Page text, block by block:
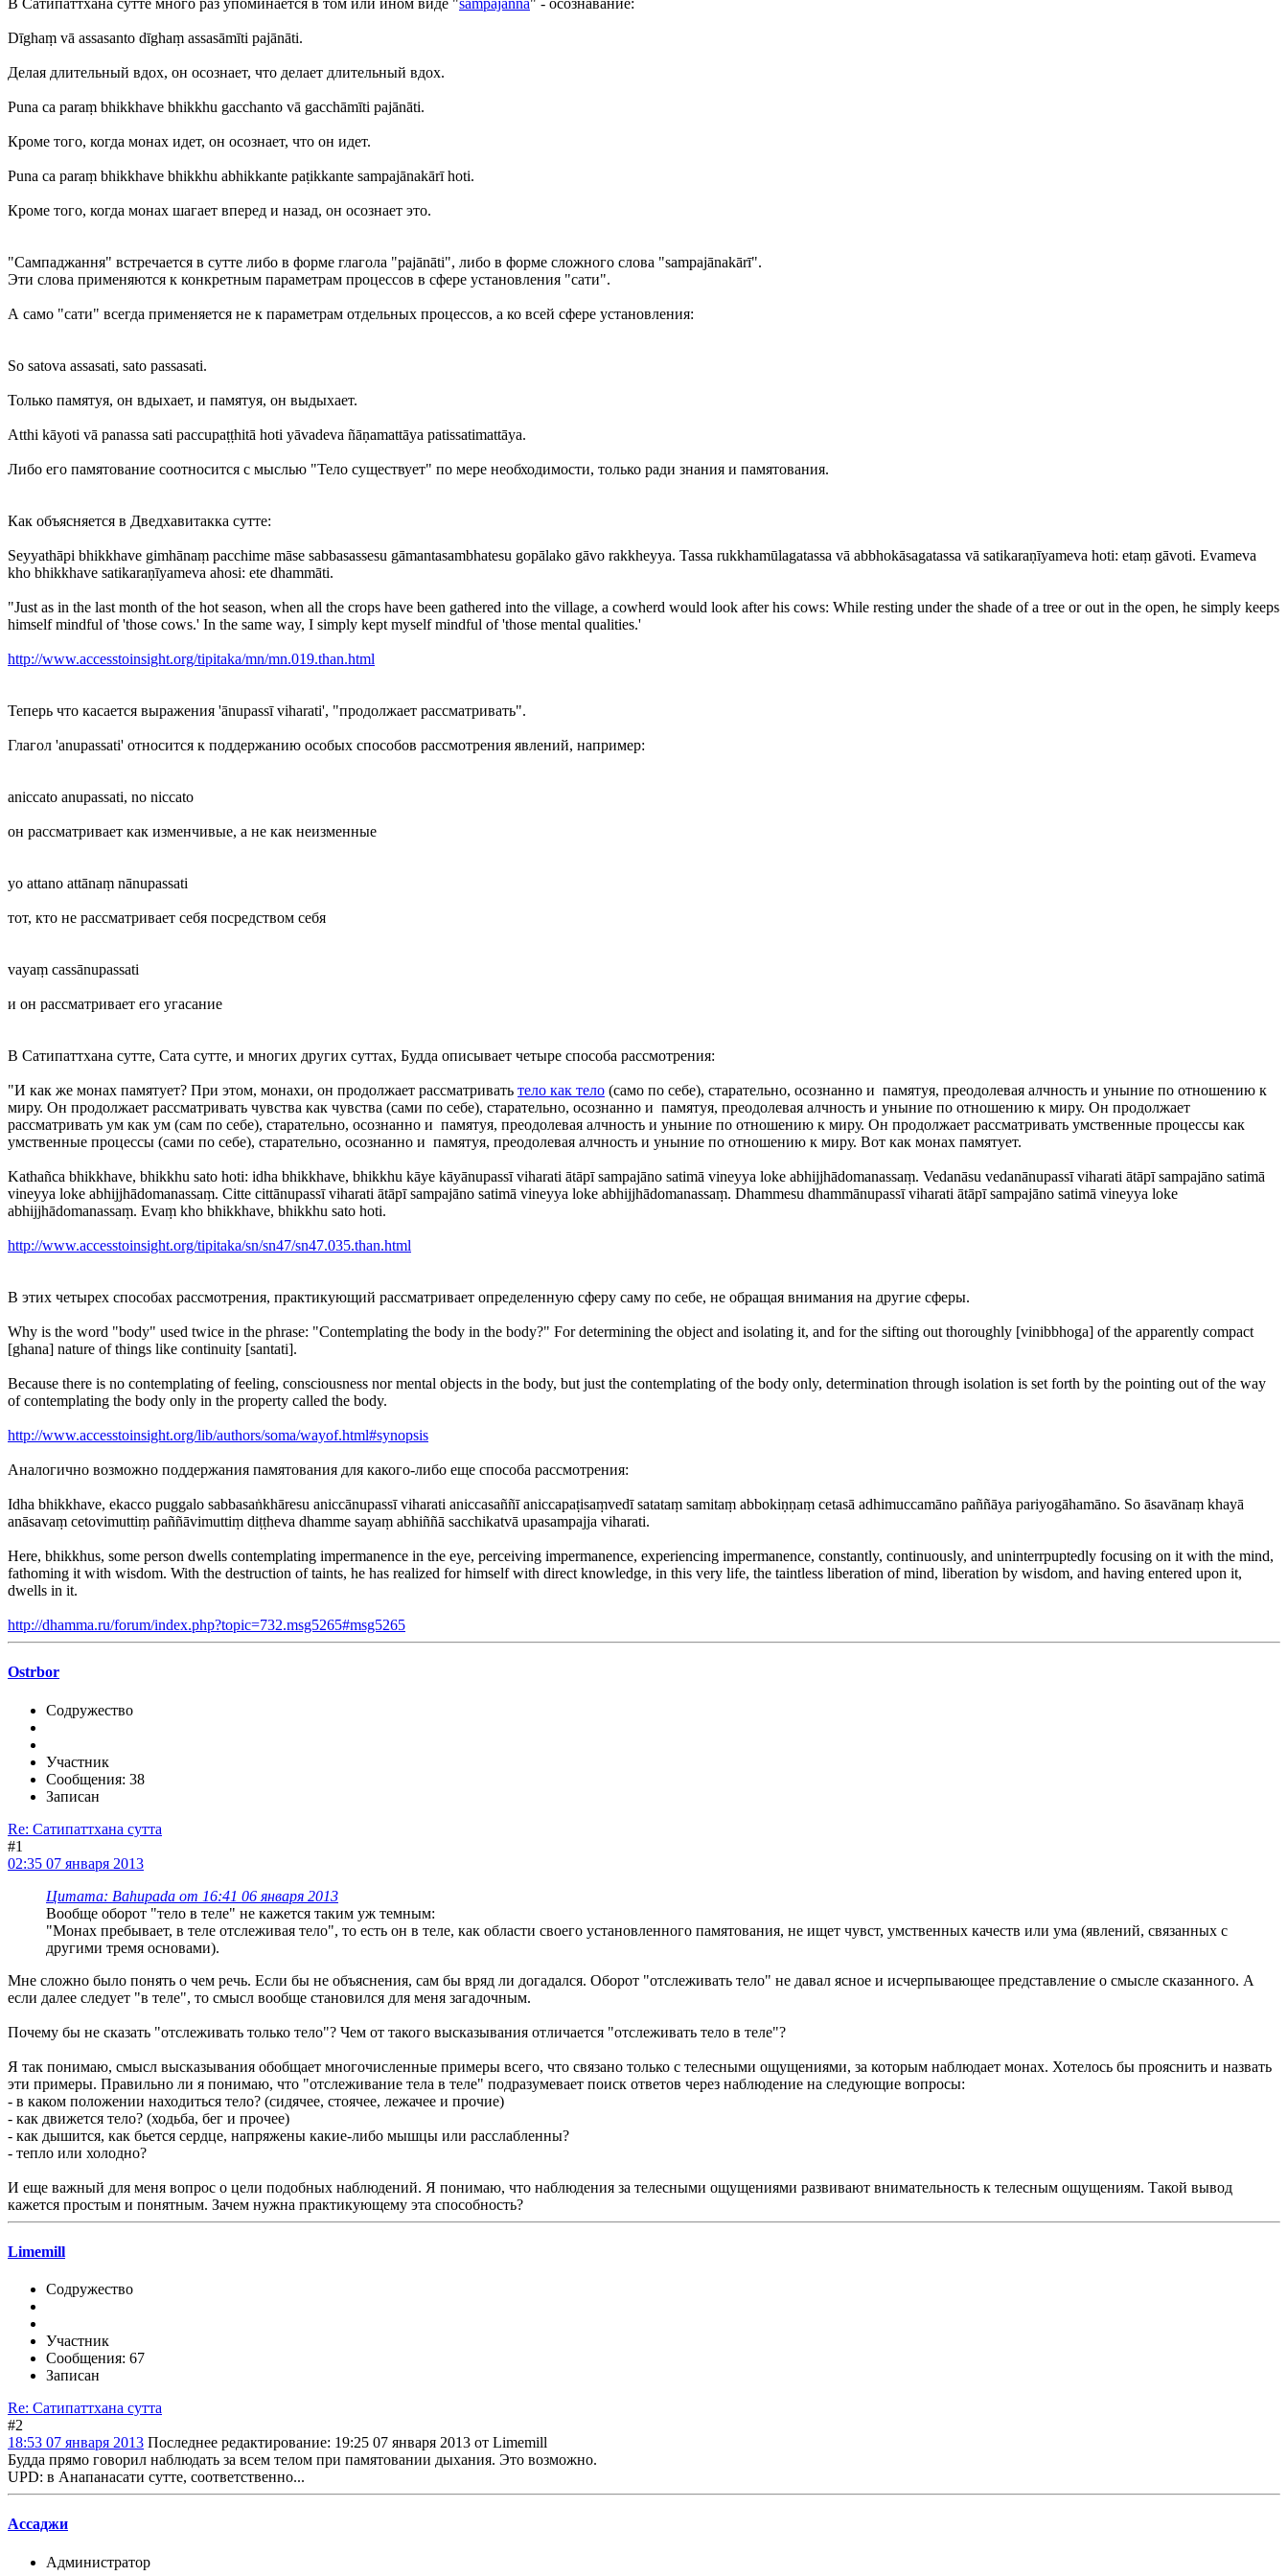
В Сатипаттхана сутте много раз упоминается в том или ином виде "sampajañña" - осознавание:
Dīghaṃ vā assasanto dīghaṃ assasāmīti pajānāti.
Делая длительный вдох, он осознает, что делает длительный вдох.
Puna ca paraṃ bhikkhave bhikkhu gacchanto vā gacchāmīti pajānāti.
Кроме того, когда монах идет, он осознает, что он идет.
Puna ca paraṃ bhikkhave bhikkhu abhikkante paṭikkante sampajānakārī hoti.
Кроме того, когда монах шагает вперед и назад, он осознает это.
"Сампаджання" встречается в сутте либо в форме глагола "pajānāti", либо в форме сложного слова "sampajānakārī".
Эти слова применяются к конкретным параметрам процессов в сфере установления "сати".
А само "сати" всегда применяется не к параметрам отдельных процессов, а ко всей сфере установления:
So satova assasati, sato passasati.
Только памятуя, он вдыхает, и памятуя, он выдыхает.
Atthi kāyoti vā panassa sati paccupaṭṭhitā hoti yāvadeva ñāṇamattāya patissatimattāya.
Либо его памятование соотносится с мыслью "Тело существует" по мере необходимости, только ради знания и памятования.
Как объясняется в Дведхавитакка сутте:
Seyyathāpi bhikkhave gimhānaṃ pacchime māse sabbasassesu gāmantasambhatesu gopālako gāvo rakkheyya. Tassa rukkhamūlagatassa vā abbhokāsagatassa vā satikaraṇīyameva hoti: etaṃ gāvoti. Evameva
kho bhikkhave satikaraṇīyameva ahosi: ete dhammāti.
"Just as in the last month of the hot season, when all the crops have been gathered into the village, a cowherd would look after his cows: While resting under the shade of a tree or out in the open, he simply keeps
himself mindful of 'those cows.' In the same way, I simply kept myself mindful of 'those mental qualities.'
http://www.accesstoinsight.org/tipitaka/mn/mn.019.than.html
Теперь что касается выражения 'ānupassī viharati', "продолжает рассматривать".
Глагол 'anupassati' относится к поддержанию особых способов рассмотрения явлений, например:
aniccato anupassati, no niccato
он рассматривает как изменчивые, а не как неизменные
yo attano attānaṃ nānupassati
тот, кто не рассматривает себя посредством себя
vayaṃ cassānupassati
и он рассматривает его угасание
В Сатипаттхана сутте, Сата сутте, и многих других суттах, Будда описывает четыре способа рассмотрения:
"И как же монах памятует? При этом, монахи, он продолжает рассматривать тело как тело (само по себе), старательно, осознанно и памятуя, преодолевая алчность и уныние по отношению к
миру. Он продолжает рассматривать чувства как чувства (сами по себе), старательно, осознанно и памятуя, преодолевая алчность и уныние по отношению к миру. Он продолжает
рассматривать ум как ум (сам по себе), старательно, осознанно и памятуя, преодолевая алчность и уныние по отношению к миру. Он продолжает рассматривать умственные процессы как
умственные процессы (сами по себе), старательно, осознанно и памятуя, преодолевая алчность и уныние по отношению к миру. Вот как монах памятует.
Kathañca bhikkhave, bhikkhu sato hoti: idha bhikkhave, bhikkhu kāye kāyānupassī viharati ātāpī sampajāno satimā vineyya loke abhijjhādomanassaṃ. Vedanāsu vedanānupassī viharati ātāpī sampajāno satimā
vineyya loke abhijjhādomanassaṃ. Citte cittānupassī viharati ātāpī sampajāno satimā vineyya loke abhijjhādomanassaṃ. Dhammesu dhammānupassī viharati ātāpī sampajāno satimā vineyya loke
abhijjhādomanassaṃ. Evaṃ kho bhikkhave, bhikkhu sato hoti.
http://www.accesstoinsight.org/tipitaka/sn/sn47/sn47.035.than.html
В этих четырех способах рассмотрения, практикующий рассматривает определенную сферу саму по себе, не обращая внимания на другие сферы.
Why is the word "body" used twice in the phrase: "Contemplating the body in the body?" For determining the object and isolating it, and for the sifting out thoroughly [vinibbhoga] of the apparently compact
[ghana] nature of things like continuity [santati].
Because there is no contemplating of feeling, consciousness nor mental objects in the body, but just the contemplating of the body only, determination through isolation is set forth by the pointing out of the way
of contemplating the body only in the property called the body.
http://www.accesstoinsight.org/lib/authors/soma/wayof.html#synopsis
Аналогично возможно поддержания памятования для какого-либо еще способа рассмотрения:
Idha bhikkhave, ekacco puggalo sabbasaṅkhāresu aniccānupassī viharati aniccasaññī aniccapaṭisaṃvedī satataṃ samitaṃ abbokiṇṇaṃ cetasā adhimuccamāno paññāya pariyogāhamāno. So āsavānaṃ khayā
anāsavaṃ cetovimuttiṃ paññāvimuttiṃ diṭṭheva dhamme sayaṃ abhiññā sacchikatvā upasampajja viharati.
Here, bhikkhus, some person dwells contemplating impermanence in the eye, perceiving impermanence, experiencing impermanence, constantly, continuously, and uninterrpuptedly focusing on it with the mind,
fathoming it with wisdom. With the destruction of taints, he has realized for himself with direct knowledge, in this very life, the taintless liberation of mind, liberation by wisdom, and having entered upon it,
dwells in it.
http://dhamma.ru/forum/index.php?topic=732.msg5265#msg5265
Ostrbor
Содружество
Участник
Сообщения: 38
Записан
Re: Сатипаттхана сутта
#1
02:35 07 января 2013
Цитата: Bahupada от 16:41 06 января 2013
Вообще оборот "тело в теле" не кажется таким уж темным:
"Монах пребывает, в теле отслеживая тело", то есть он в теле, как области своего установленного памятования, не ищет чувст, умственных качеств или ума (явлений, связанных с
другими тремя основами).
Мне сложно было понять о чем речь. Если бы не объяснения, сам бы вряд ли догадался. Оборот "отслеживать тело" не давал ясное и исчерпывающее представление о смысле сказанного. А
если далее следует "в теле", то смысл вообще становился для меня загадочным.
Почему бы не сказать "отслеживать только тело"? Чем от такого высказывания отличается "отслеживать тело в теле"?
Я так понимаю, смысл высказывания обобщает многочисленные примеры всего, что связано только с телесными ощущениями, за которым наблюдает монах. Хотелось бы прояснить и назвать
эти примеры. Правильно ли я понимаю, что "отслеживание тела в теле" подразумевает поиск ответов через наблюдение на следующие вопросы:
- в каком положении находиться тело? (сидячее, стоячее, лежачее и прочие)
- как движется тело? (ходьба, бег и прочее)
- как дышится, как бьется сердце, напряжены какие-либо мышцы или расслабленны?
- тепло или холодно?
И еще важный для меня вопрос о цели подобных наблюдений. Я понимаю, что наблюдения за телесными ощущениями развивают внимательность к телесным ощущениям. Такой вывод
кажется простым и понятным. Зачем нужна практикующему эта способность?
Limemill
Содружество
Участник
Сообщения: 67
Записан
Re: Сатипаттхана сутта
#2
18:53 07 января 2013 Последнее редактирование: 19:25 07 января 2013 от Limemill
Будда прямо говорил наблюдать за всем телом при памятовании дыхания. Это возможно.
UPD: в Анапанасати сутте, соответственно...
Ассаджи
Администратор